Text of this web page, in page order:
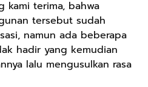
kami terima, bahwa
tersebut sudah
namun ada beberapa
hadir yang kemudian
lalu mengusulkan rasa